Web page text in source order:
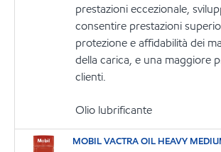
prestazioni eccezionale,
consentire prestazioni
protezione e affidabilità dei
della carica, e una maggiore
clienti.
Olio lubrificante
MOBIL VACTRA OIL HEAVY